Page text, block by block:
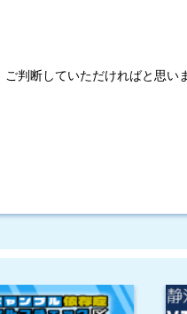
判断していただければと思い